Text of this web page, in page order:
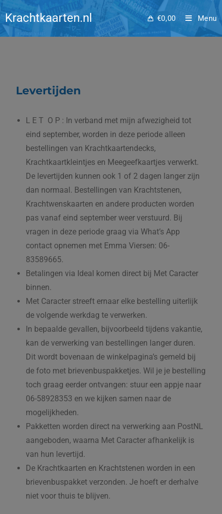
Krachtkaarten.nl €0,00 Menu
Levertijden
Levertijden
L E T O P : In verband met mijn afwezigheid tot
eind september, worden in deze periode alleen
bestellingen van Krachtkaartendecks,
Krachtkaartkleintjes en Meegeefkaartjes verwerkt.
De levertijden kunnen ook 1 of 2 dagen langer zijn
dan normaal. Bestellingen van Krachtstenen,
Krachtwenskaarten en andere producten worden
pas vanaf eind september weer verstuurd. Bij
vragen in deze periode graag via What’s App
contact opnemen met Emma Viersen: 06-
83589665.
Betalingen via Ideal komen direct bij Met Caracter
binnen.
Met Caracter streeft ernaar elke bestelling uiterlijk
de volgende werkdag te verwerken.
In bepaalde gevallen, bijvoorbeeld tijdens vakantie,
kan de verwerking van bestellingen langer duren.
Dit wordt bovenaan de winkelpagina’s gemeld bij
de foto met brievenbuspakketjes. Wil je je bestelling
toch graag eerder ontvangen: stuur een appje naar
06-58928353 en we kijken samen naar de
mogelijkheden.
Pakketten worden direct na verwerking aan PostNL
aangeboden, waarna Met Caracter afhankelijk is
van hun levertijd.
De Krachtkaarten en Krachtstenen worden in een
brievenbuspakket verzonden. Je hoeft er derhalve
niet voor thuis te blijven.